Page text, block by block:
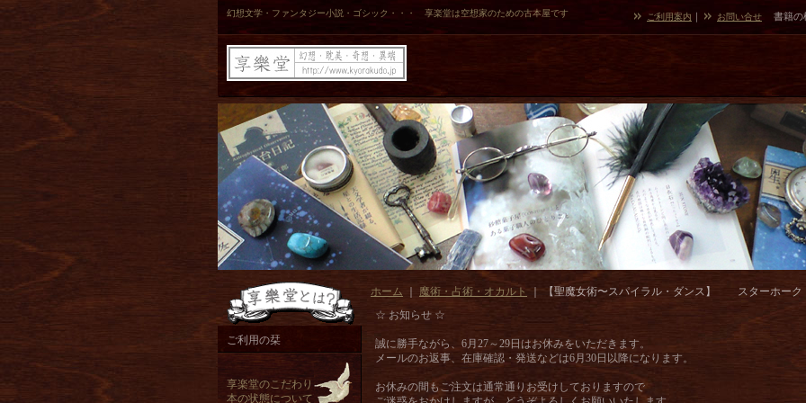
幻想文学・ファンタジー小説・ゴシック・・・ 享楽堂は空想家のための古本屋です ご利用案内 ｜ お問い合せ 書籍の
ご利用の栞
享楽堂のこだわり
本の状態について
ホーム 魔術・占術・オカルト
【聖魔女術〜スパイラル・ダンス】 スターホーク
☆ お知らせ ☆
誠に勝手ながら、6月27～29日はお休みをいただきます。
メールのお返事、在庫確認・発送などは6月30日以降になります。
お休みの間もご注文は通常通りお受けしておりますので